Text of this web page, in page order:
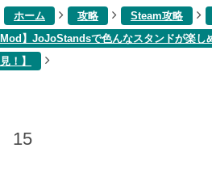
ホーム 攻略 Steam攻略
Mod】JoJoStandsで色んなスタンドが楽し
見！】
15